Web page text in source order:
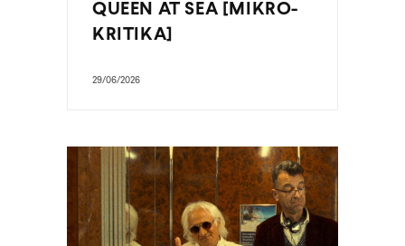
QUEEN AT SEA [MIKRO-
KRITIKA]
29/06/2026